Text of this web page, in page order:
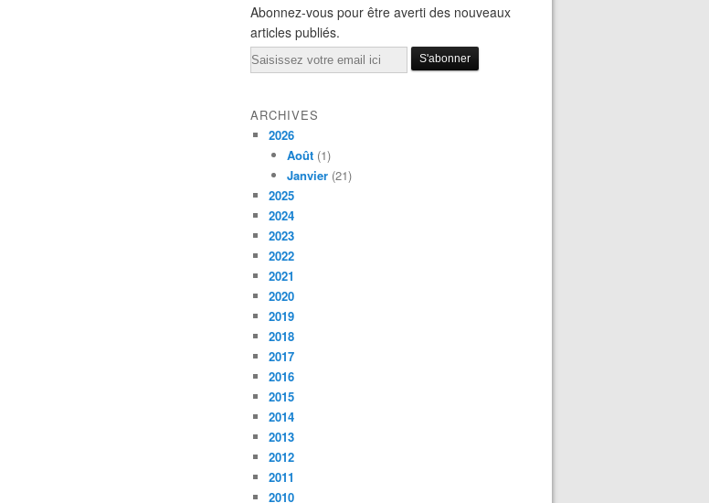
Abonnez-vous pour être averti des nouveaux
articles publiés.
Email
ARCHIVES
2026
Août (1)
Janvier (21)
2025
2024
2023
2022
2021
2020
2019
2018
2017
2016
2015
2014
2013
2012
2011
2010